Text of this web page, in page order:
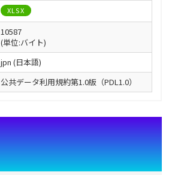
XLSX
10587
(単位:バイト)
jpn (日本語)
公共データ利用規約第1.0版（PDL1.0）